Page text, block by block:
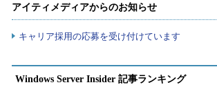
アイティメディアからのお知らせ
キャリア採用の応募を受け付けています
Windows Server Insider 記事ランキング